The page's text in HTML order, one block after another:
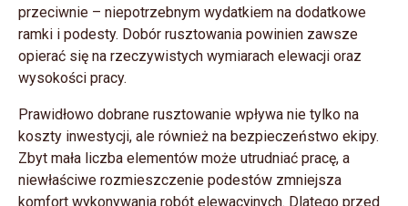
przeciwnie – niepotrzebnym wydatkiem na dodatkowe
ramki i podesty. Dobór rusztowania powinien zawsze
opierać się na rzeczywistych wymiarach elewacji oraz
wysokości pracy.
Prawidłowo dobrane rusztowanie wpływa nie tylko na
koszty inwestycji, ale również na bezpieczeństwo ekipy.
Zbyt mała liczba elementów może utrudniać pracę, a
niewłaściwe rozmieszczenie podestów zmniejsza
komfort wykonywania robót elewacyjnych. Dlatego przed